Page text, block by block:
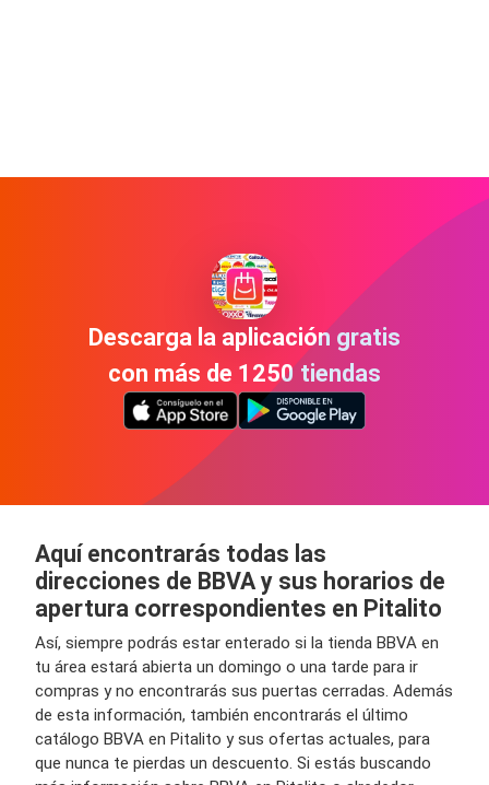
Descarga la aplicación gratis
con más de 1250 tiendas
Aquí encontrarás todas las
direcciones de BBVA y sus horarios de
apertura correspondientes en Pitalito
Así, siempre podrás estar enterado si la tienda BBVA en
tu área estará abierta un domingo o una tarde para ir
compras y no encontrarás sus puertas cerradas. Además
de esta información, también encontrarás el último
catálogo BBVA en Pitalito y sus ofertas actuales, para
que nunca te pierdas un descuento. Si estás buscando